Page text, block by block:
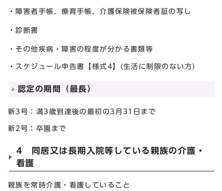
・障害者手帳，療育手帳，介護保険被保険者証の写し
・診断書
・その他疾病・障害の程度が分かる書類等
・スケジュール申告書【様式4】(生活に制限のない方)
認定の期間（最長）
新3号：満3歳到達後の最初の3月31日まで
新2号：卒園まで
4 同居又は長期入院等している親族の介護・
看護
親族を常時介護・看護していること